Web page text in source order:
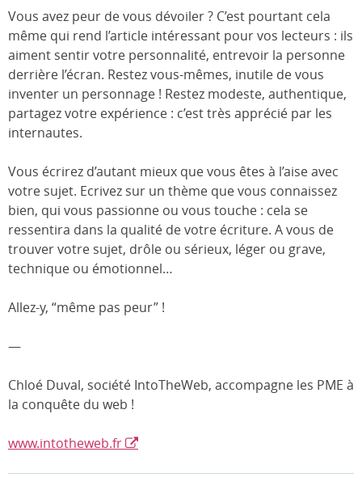
Vous avez peur de vous dévoiler ? C’est pourtant cela
même qui rend l’article intéressant pour vos lecteurs : ils
aiment sentir votre personnalité, entrevoir la personne
derrière l’écran. Restez vous-mêmes, inutile de vous
inventer un personnage ! Restez modeste, authentique,
partagez votre expérience : c’est très apprécié par les
internautes.
Vous écrirez d’autant mieux que vous êtes à l’aise avec
votre sujet. Ecrivez sur un thème que vous connaissez
bien, qui vous passionne ou vous touche : cela se
ressentira dans la qualité de votre écriture. A vous de
trouver votre sujet, drôle ou sérieux, léger ou grave,
technique ou émotionnel…
Allez-y, “même pas peur” !
—
Chloé Duval, société IntoTheWeb, accompagne les PME à
la conquête du web !
www.intotheweb.fr